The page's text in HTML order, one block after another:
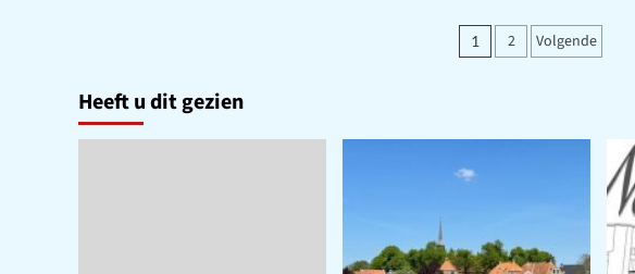
Indianen
Berichten
1 2 Volgende
Heeft u dit gezien